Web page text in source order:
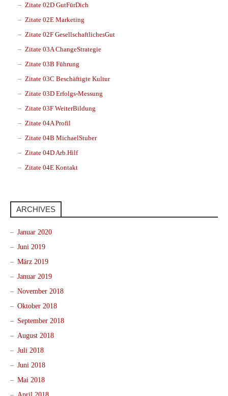
Zitate 02D GutFürDich
Zitate 02E Marketing
Zitate 02F GesellschaftlichesGut
Zitate 03A ChangeStrategie
Zitate 03B Führung
Zitate 03C Beschäftigte Kultur
Zitate 03D Erfolgs-Messung
Zitate 03F WeiterBildung
Zitate 04A Profil
Zitate 04B MichaelStuber
Zitate 04D Arb.Hilf
Zitate 04E Kontakt
ARCHIVES
Januar 2020
Juni 2019
März 2019
Januar 2019
November 2018
Oktober 2018
September 2018
August 2018
Juli 2018
Juni 2018
Mai 2018
April 2018